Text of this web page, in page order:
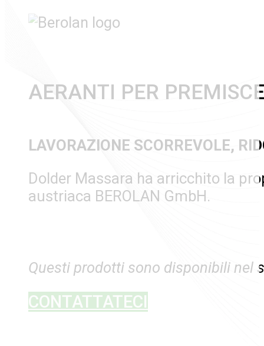
AERANTI PER
LAVORAZIONE SCORREVOLE,
Dolder Massara ha arricchito la
austriaca BEROLAN GmbH.
Questi prodotti sono disponibili nel
CONTATTATECI